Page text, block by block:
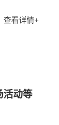
查看详情+
活动等